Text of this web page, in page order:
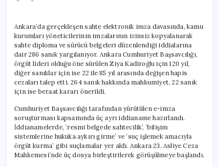
Mütalaası:
120
Yıla
Kadar
Hapis
Cezası
İstemi
için
Ankara’da gerçekleşen sahte elektronik imza davasında, kamu
kurumları yöneticilerinin imzalarının izinsiz kopyalanarak
sahte diploma ve sürücü belgeleri düzenlendiği iddialarına
dair 286 sanık yargılanıyor. Ankara Cumhuriyet Başsavcılığı,
örgüt lideri olduğu öne sürülen Ziya Kadiroğlu için 120 yıl,
diğer sanıklar için ise 22 ile 85 yıl arasında değişen hapis
cezaları talep etti. 264 sanık hakkında mahkumiyet, 22 sanık
için ise beraat kararı önerildi.
Cumhuriyet Başsavcılığı tarafından yürütülen e-imza
soruşturması kapsamında üç ayrı iddianame hazırlandı.
İddianamelerde, ‘resmi belgede sahtecilik’, ‘bilişim
sistemlerine hukuka aykırı girme’ ve ‘suç işlemek amacıyla
örgüt kurma’ gibi suçlamalar yer aldı. Ankara 23. Asliye Ceza
Mahkemesi’nde üç dosya birleştirilerek görüşülmeye başlandı.